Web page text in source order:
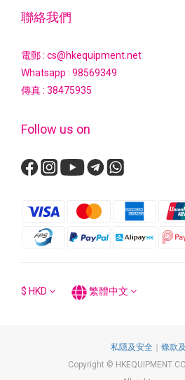
聯絡我們
電郵 : cs@hkequipment.net
Whatsapp : 98569349
傳真 : 38475935
Follow us on
$ HKD 繁體中文
私隱及安全 ｜ 條款
Copyright © HKEQUIPMENT